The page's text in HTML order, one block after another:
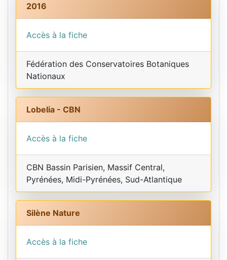
2016
Accès à la fiche
Fédération des Conservatoires Botaniques
Nationaux
Lobelia - CBN
Accès à la fiche
CBN Bassin Parisien, Massif Central,
Pyrénées, Midi-Pyrénées, Sud-Atlantique
Silène Nature
Accès à la fiche